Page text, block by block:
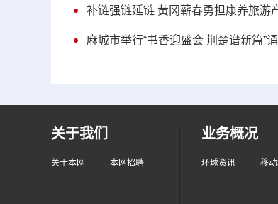
补链强链延链 黄冈蕲春勇担康养旅游
麻城市举行“书香迎盛会 荆楚谱新篇”
关于我们
关于本网 本网招聘
业务概况
环球资讯 移